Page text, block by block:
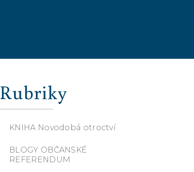
Rubriky
KNIHA Novodobá otroctví
BLOGY OBČANSKÉ
REFERENDUM